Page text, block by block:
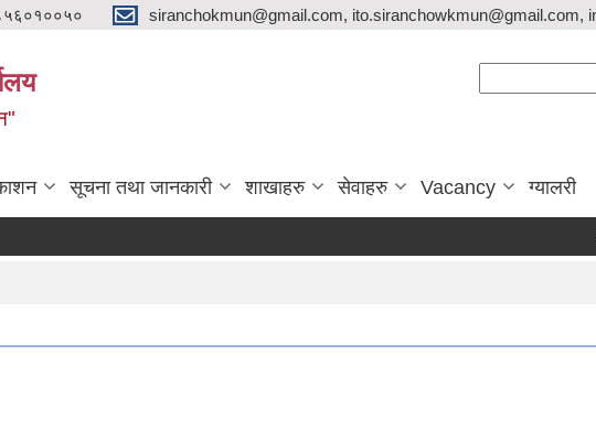
siranchokmun@gmail.com, ito.siranchowkmun@gmail.com,
सूचना तथा जानकारी शाखाहरु सेवाहरु Vacancy ग्यालरी